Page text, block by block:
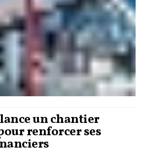
un chantier
renforcer ses